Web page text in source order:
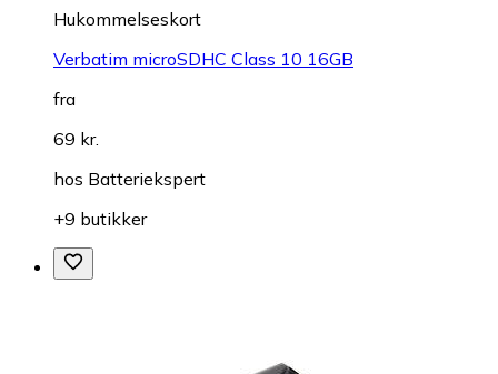
Hukommelseskort
Verbatim microSDHC Class 10 16GB
fra
69 kr.
hos Batteriekspert
+9 butikker